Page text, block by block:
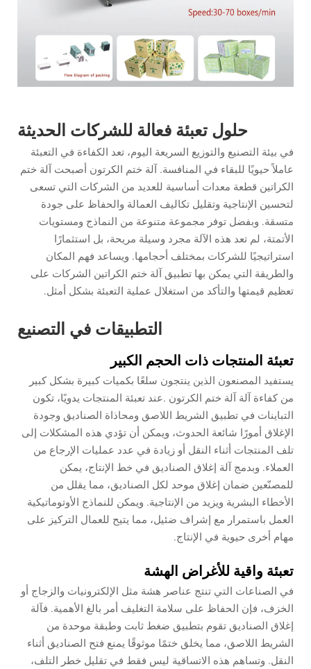
حلول تعبئة فعالة للشركات الحديثة
في بيئة التصنيع والتوزيع السريعة اليوم، تعد الكفاءة في التعبئة
عاملاً حيويًا للبقاء في المنافسة. آلة ختم الكرتون أصبحت آلة ختم
الكراتين قطعة معدات أساسية للعديد من الشركات التي تسعى
لتحسين الإنتاجية وتقليل تكاليف العمالة والحفاظ على جودة
متسقة. وبفضل توفر مجموعة متنوعة من النماذج ومستويات
الأتمتة، لم تعد هذه الآلة مجرد وسيلة مريحة، بل استثمارًا
استراتيجيًا للشركات بمختلف أحجامها. ويساعد فهم المكان
والطريقة التي يمكن بها تطبيق آلة ختم الكراتين الشركات على
تعظيم قيمتها والتأكد من استغلال عملية التعبئة بشكل أمثل.
التطبيقات في التصنيع
تعبئة المنتجات ذات الحجم الكبير
يستفيد المصنعون الذين ينتجون سلعًا بكميات كبيرة بشكل كبير
من كفاءة آلة آلة ختم الكرتون .عند تعبئة المنتجات يدويًا، تكون
التباينات في تطبيق الشريط اللاصق ومحاذاة الصناديق وجودة
الإغلاق أمورًا شائعة الحدوث، ويمكن أن تؤدي هذه المشكلات إلى
تلف المنتجات أثناء النقل أو زيادة في عدد عمليات الإرجاع من
العملاء. وبدمج آلة إغلاق الصناديق في خط الإنتاج، يمكن
للمصنّعين ضمان إغلاق موحد لكل الصناديق، مما يقلل من
الأخطاء البشرية ويزيد من الإنتاجية. ويمكن للنماذج الأوتوماتيكية
العمل باستمرار مع إشراف ضئيل، مما يتيح للعمال التركيز على
مهام أخرى حيوية في الإنتاج.
تعبئة واقية للأغراض الهشة
في الصناعات التي تنتج عناصر هشة مثل الإلكترونيات والزجاج أو
الخزف، فإن الحفاظ على سلامة التغليف أمر بالغ الأهمية. فآلة
إغلاق الصناديق تقوم بتطبيق ضغط ثابت وطبقة موحدة من
الشريط اللاصق، مما يخلق ختمًا موثوقًا يمنع فتح الصناديق أثناء
النقل. وتساهم هذه الاتساقية ليس فقط في تقليل خطر التلف،